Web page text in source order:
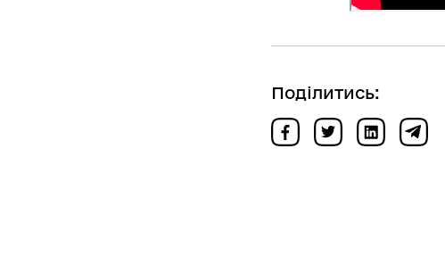
Поділитись: